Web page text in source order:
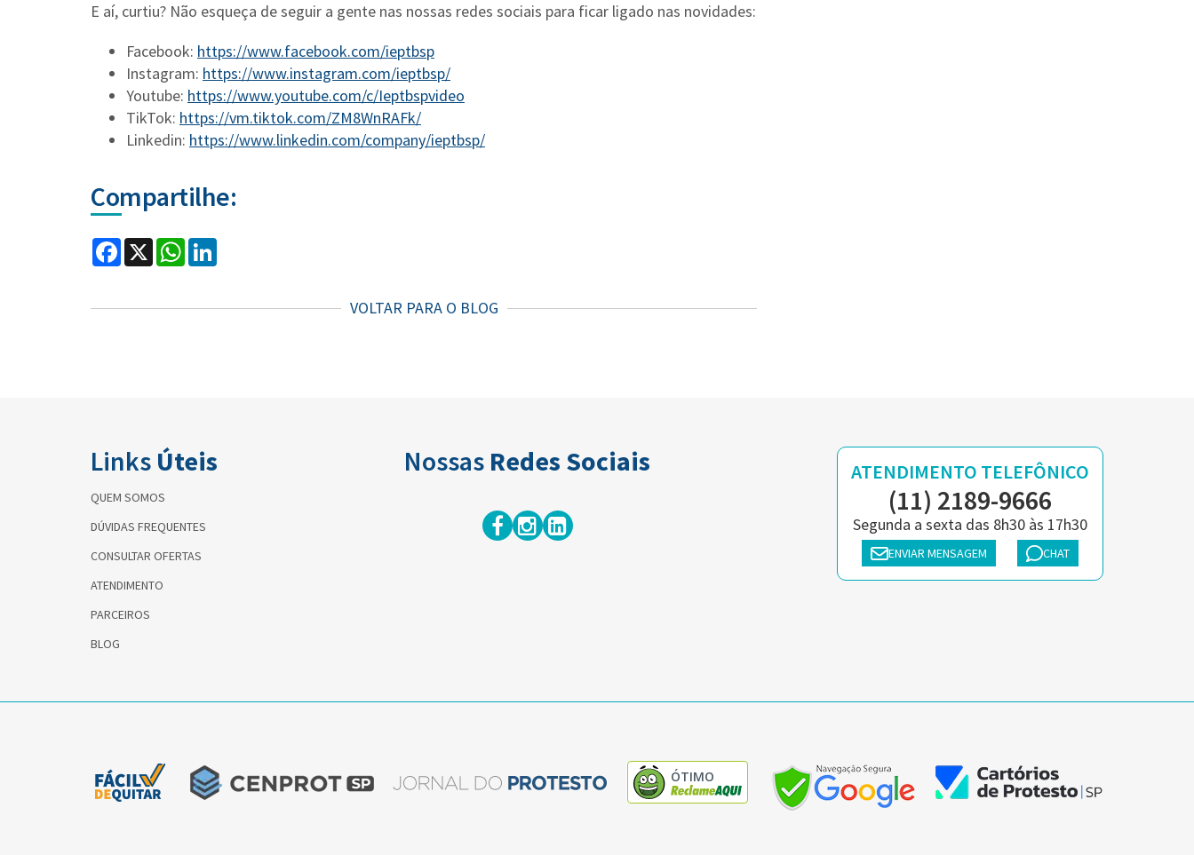
E aí, curtiu? Não esqueça de seguir a gente nas nossas redes sociais para ficar ligado nas novidades:
Facebook: https://www.facebook.com/ieptbsp
Instagram: https://www.instagram.com/ieptbsp/
Youtube: https://www.youtube.com/c/Ieptbspvideo
TikTok: https://vm.tiktok.com/ZM8WnRAFk/
Linkedin: https://www.linkedin.com/company/ieptbsp/
Compartilhe:
Facebook
X WhatsApp
VOLTAR PARA O BLOG
Links Úteis
QUEM SOMOS
DÚVIDAS FREQUENTES
CONSULTAR OFERTAS
ATENDIMENTO
PARCEIROS
BLOG
Nossas Redes Sociais ATENDIMENTO TELEFÔNICO
(11) 2189-9666
Segunda a sexta das 8h30 às 17h30
ENVIAR MENSAGEM CHAT
ÓTIMO